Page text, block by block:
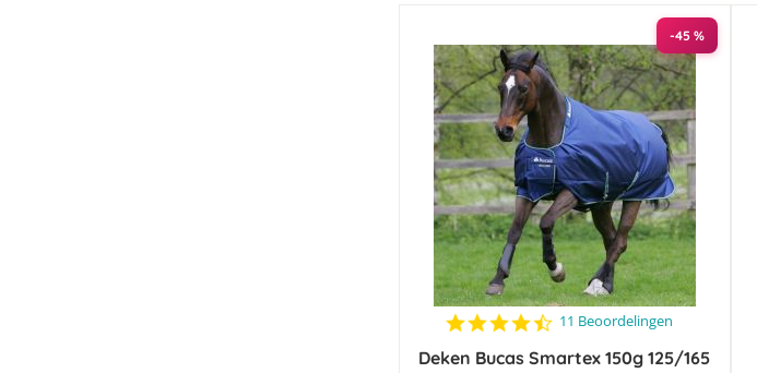
-45 %
4.7
rating
11 Beoordelingen
Deken Bucas Smartex 150g 125/165